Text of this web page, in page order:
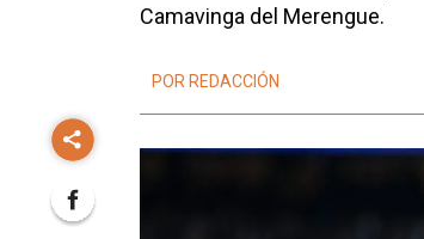
Camavinga del Merengue.
POR REDACCIÓN